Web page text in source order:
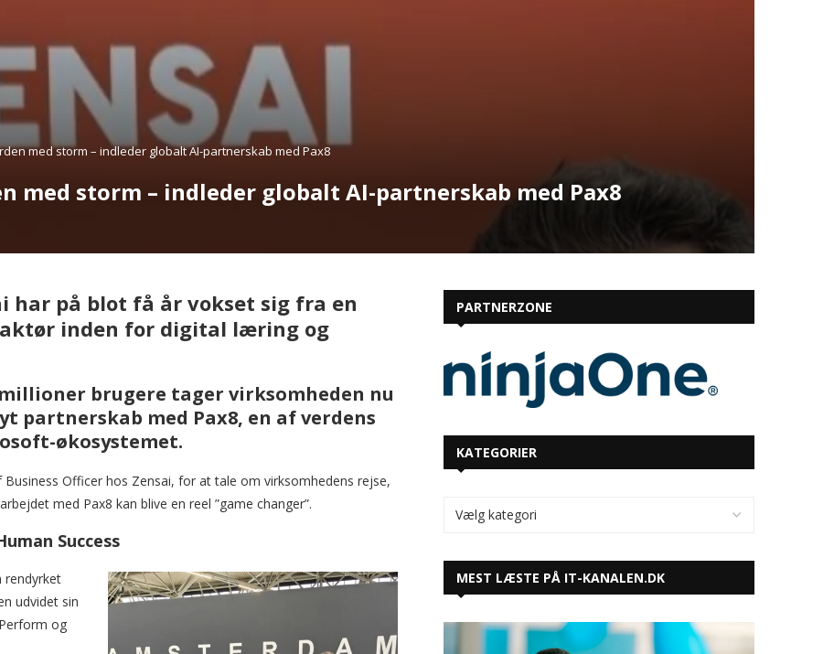
med storm – indleder globalt AI-partnerskab med Pax8
med storm – indleder globalt AI-partnerskab med Pax8
har på blot få år vokset sig fra en
inden for digital læring og
brugere tager virksomheden nu
partnerskab med Pax8, en af verdens
økosystemet.
Officer hos Zensai, for at tale om virksomhedens rejse,
med Pax8 kan blive en reel ”game changer”.
Success
rendyrket
udvidet sin
og
PARTNERZONE
KATEGORIER